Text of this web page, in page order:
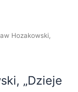
Hozakowski,
„Dzieje